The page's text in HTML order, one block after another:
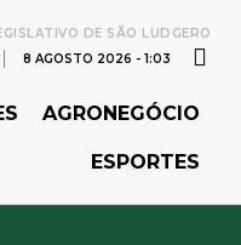
DE SÃO LUDGERO
8 AGOSTO 2026 - 1:03
AGRONEGÓCIO
ESPORTES